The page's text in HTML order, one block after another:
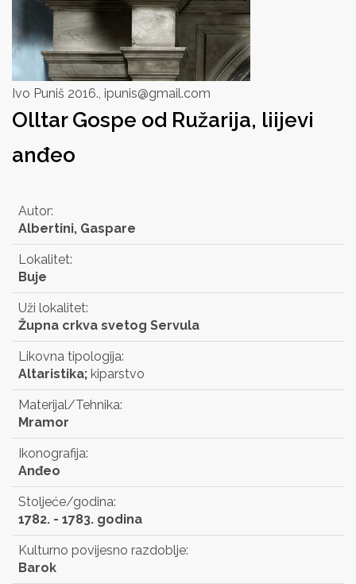
Ivo Puniš 2016., ipunis@gmail.com
Olltar Gospe od Ružarija, liijevi
anđeo
Autor:
Albertini, Gaspare
Lokalitet:
Buje
Uži lokalitet:
Župna crkva svetog Servula
Likovna tipologija:
Altaristika; kiparstvo
Materijal/Tehnika:
Mramor
Ikonografija:
Anđeo
Stoljeće/godina:
1782. - 1783. godina
Kulturno povijesno razdoblje:
Barok